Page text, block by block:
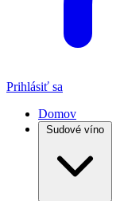
Prihlásiť sa
Domov
Sudové víno